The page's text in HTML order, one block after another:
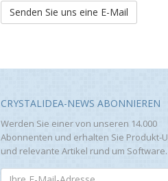
Senden Sie uns eine E-Mail
CRYSTALIDEA-NEWS ABONNIEREN
Werden Sie einer von unseren 14.000
Abonnenten und erhalten Sie Produkt-
und relevante Artikel rund um Software.